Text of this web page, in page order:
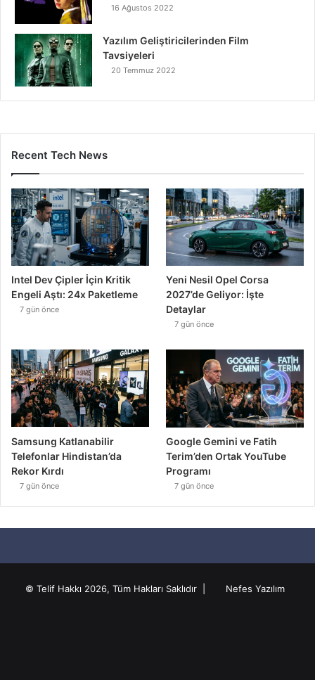
16 Ağustos 2022
Yazılım Geliştiricilerinden Film
Tavsiyeleri
20 Temmuz 2022
Recent Tech News
Intel Dev Çipler İçin Kritik
Engeli Aştı: 24x Paketleme
7 gün önce
Yeni Nesil Opel Corsa
2027’de Geliyor: İşte
Detaylar
7 gün önce
Samsung Katlanabilir
Telefonlar Hindistan’da
Rekor Kırdı
7 gün önce
Google Gemini ve Fatih
Terim’den Ortak YouTube
Programı
7 gün önce
© Telif Hakkı 2026, Tüm Hakları Saklıdır | Nefes Yazılım